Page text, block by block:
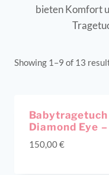
bieten Komfort
Showing 1–9 of 13
Babytragetuch
Diamond Eye
150,00€